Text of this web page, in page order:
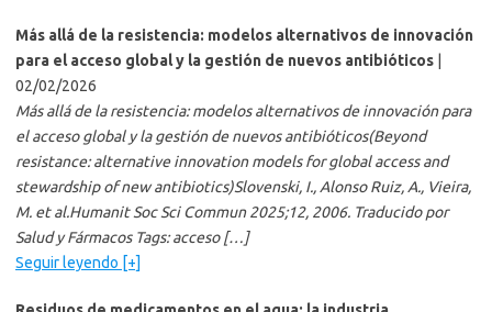
Más allá de la resistencia: modelos alternativos de innovación
para el acceso global y la gestión de nuevos antibióticos
02/02/2026
Más allá de la resistencia: modelos alternativos de innovación para
el acceso global y la gestión de nuevos antibióticos(Beyond
resistance: alternative innovation models for global access and
stewardship of new antibiotics)Slovenski, I., Alonso Ruiz, A., Vieira,
M. et al.Humanit Soc Sci Commun 2025;12, 2006. Traducido por
Salud y Fármacos Tags: acceso […]
Seguir leyendo [+]